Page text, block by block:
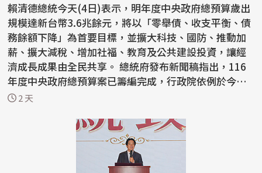
賴清德總統今天(4日)表示，明年度中央政府總預算歲出
規模達新台幣3.6兆餘元，將以「零舉債、收支平衡、債
務餘額下降」為首要目標，並擴大科技、國防、推動加
薪、擴大減稅、增加社福、教育及公共建設投資，讓經
濟成長成果由全民共享。 總統府發布新聞稿指出，116
年度中央政府總預算案已籌編完成，行政院依例於今天
下午...
2 天